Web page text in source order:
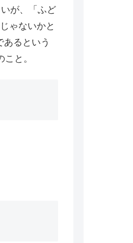
が、「ふど
ゃないかと
るという
と。